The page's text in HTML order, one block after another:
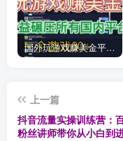
国外玩游戏赚美金平台，一个游戏60+，收益碾压国内所有平台
上一篇
抖音流量实操训练营：
粉丝讲师带你从小白到